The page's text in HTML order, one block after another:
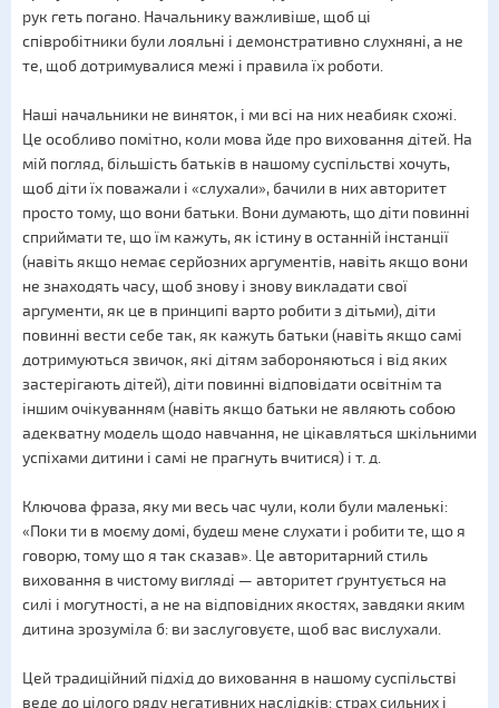
рук геть погано. Начальнику важливіше, щоб ці
співробітники були лояльні і демонстративно слухняні, а не
те, щоб дотримувалися межі і правила їх роботи.
Наші начальники не виняток, і ми всі на них неабияк схожі.
Це особливо помітно, коли мова йде про виховання дітей. На
мій погляд, більшість батьків в нашому суспільстві хочуть,
щоб діти їх поважали і «слухали», бачили в них авторитет
просто тому, що вони батьки. Вони думають, що діти повинні
сприймати те, що їм кажуть, як істину в останній інстанції
(навіть якщо немає серйозних аргументів, навіть якщо вони
не знаходять часу, щоб знову і знову викладати свої
аргументи, як це в принципі варто робити з дітьми), діти
повинні вести себе так, як кажуть батьки (навіть якщо самі
дотримуються звичок, які дітям забороняються і від яких
застерігають дітей), діти повинні відповідати освітнім та
іншим очікуванням (навіть якщо батьки не являють собою
адекватну модель щодо навчання, не цікавляться шкільними
успіхами дитини і самі не прагнуть вчитися) і т. д.
Ключова фраза, яку ми весь час чули, коли були маленькі:
«Поки ти в моєму домі, будеш мене слухати і робити те, що я
говорю, тому що я так сказав». Це авторитарний стиль
виховання в чистому вигляді — авторитет ґрунтується на
силі і могутності, а не на відповідних якостях, завдяки яким
дитина зрозуміла б: ви заслуговуєте, щоб вас вислухали.
Цей традиційний підхід до виховання в нашому суспільстві
веде до цілого ряду негативних наслідків: страх сильних і